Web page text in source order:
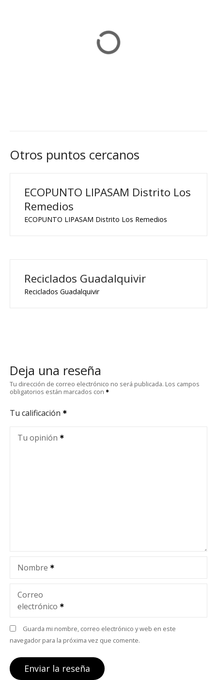
Otros puntos cercanos
ECOPUNTO LIPASAM Distrito Los
Remedios
ECOPUNTO LIPASAM Distrito Los Remedios
Reciclados Guadalquivir
Reciclados Guadalquivir
Deja una reseña
Tu dirección de correo electrónico no será publicada. Los campos
obligatorios están marcados con
Tu calificación
Tu opinión
Nombre
Correo
electrónico
Guarda mi nombre, correo electrónico y web en este
navegador para la próxima vez que comente.